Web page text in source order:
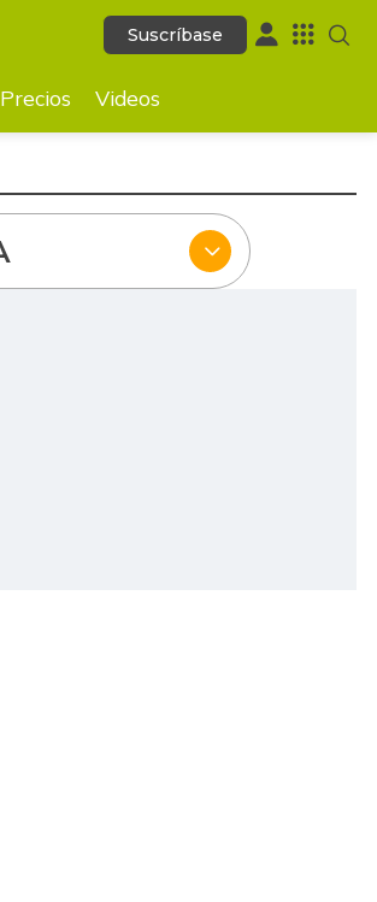
Suscríbase
Suscríbase
Precios Videos